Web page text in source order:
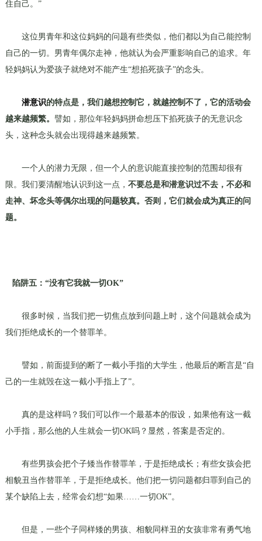
住自己。”
这位男青年和这位妈妈的问题有些类似，他们都以为自己能控制
自己的一切。男青年偶尔走神，他就认为会严重影响自己的追求。年
轻妈妈认为爱孩子就绝对不能产生“想掐死孩子”的念头。
潜意识的特点是，我们越想控制它，就越控制不了，它的活动会
越来越频繁。 譬如，那位年轻妈妈拼命想压下掐死孩子的无意识念
头，这种念头就会出现得越来越频繁。
一个人的潜力无限，但一个人的意识能直接控制的范围却很有
限。我们要清醒地认识到这一点， 不要总是和潜意识过不去，不必和
走神、坏念头等偶尔出现的问题较真。否则，它们就会成为真正的问
题。
陷阱五：“没有它我就一切OK”
很多时候，当我们把一切焦点放到问题上时，这个问题就会成为
我们拒绝成长的一个替罪羊。
譬如，前面提到的断了一截小手指的大学生，他最后的断言是“自
己的一生就毁在这一截小手指上了”。
真的是这样吗？我们可以作一个最基本的假设，如果他有这一截
小手指，那么他的人生就会一切OK吗？显然，答案是否定的。
有些男孩会把个子矮当作替罪羊，于是拒绝成长；有些女孩会把
相貌丑当作替罪羊，于是拒绝成长。他们把一切问题都归罪到自己的
某个缺陷上去，经常会幻想“如果……一切OK”。
但是，一些个子同样矮的男孩、相貌同样丑的女孩非常有勇气地